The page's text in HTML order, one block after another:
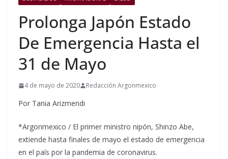
Prolonga Japón Estado
De Emergencia Hasta el
31 de Mayo
4 de mayo de 2020 Redacción Argonmexico
Por Tania Arizmendi
*Argonmexico / El primer ministro nipón, Shinzo Abe,
extiende hasta finales de mayo el estado de emergencia
en el país por la pandemia de coronavirus.